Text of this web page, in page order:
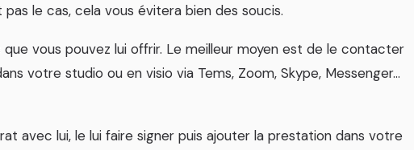
le cas, cela vous évitera bien des soucis.
vous pouvez lui offrir. Le meilleur moyen est de le contacter
votre studio ou en visio via Tems, Zoom, Skype, Messenger…
avec lui, le lui faire signer puis ajouter la prestation dans votre